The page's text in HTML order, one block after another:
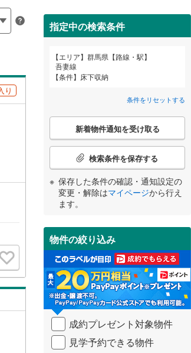
り
指定中の検索条件
エリア
群馬県【路線・駅】
吾妻線
条件
床下収納
条件をリセットする
こ
検
条
件
受
け
取
る
・
条
件
を
イ
ペ
新着物件通知を受け取る
検索条件を保存する
保存した条件の確認・通知設定の
変更・解除はマイページから行え
ます。
物件の絞り込み
成約プレゼント対象物件
見学予約できる物件
鹿児島
条件をリセットする
利根郡川場村(0)
佐波郡玉村町(3)
邑楽郡千代田町(1)
条件をリセットする
条件をリセットする
条件をリセットする
条件をリセットする
間取り変更可能（0）
3階建て以上（0）
小学校まで1km以内（0）
南道路（1）
条件をリセットする